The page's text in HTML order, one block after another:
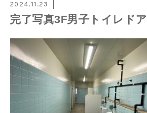
2024.11.23
完了写真3F男子トイレドア